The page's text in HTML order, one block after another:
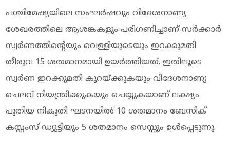
പശ്ചിമേഷ്യയിലെ സംഘര്‍ഷവും വിദേശനാണ്യ
ശേഖരത്തിലെ ആശങ്കകളും പരിഗണിച്ചാണ് സര്‍ക്കാര്‍
സ്വര്‍ണത്തിന്റെയും വെള്ളിയുടെയും ഇറക്കുമതി
തീരുവ 15 ശതമാനമായി ഉയര്‍ത്തിയത്. ഇതിലൂടെ
സ്വര്‍ണ ഇറക്കുമതി കുറയ്ക്കുകയും വിദേശനാണ്യ
ചെലവ് നിയന്ത്രിക്കുകയും ചെയ്യുകയാണ് ലക്ഷ്യം.
പുതിയ നികുതി ഘടനയില്‍ 10 ശതമാനം ബേസിക്
കസ്റ്റംസ് ഡ്യൂട്ടിയും 5 ശതമാനം സെസ്സും ഉള്‍പ്പെടുന്നു.